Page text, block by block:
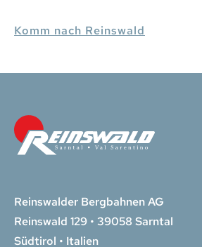
Komm nach Reinswald
Reinswalder Bergbahnen AG
Reinswald 129 • 39058 Sarntal
Südtirol • Italien